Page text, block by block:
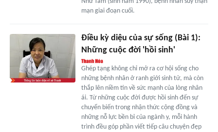
mạn giai đoạn cuối.
Điều kỳ diệu của sự sống (Bài 1):
Những cuộc đời 'hồi sinh'
Ghép tạng không chỉ mở ra cơ hội sống cho
những bệnh nhân ở ranh giới sinh tử, mà còn
thắp lên niềm tin về sức mạnh của lòng nhân
ái. Từ những cuộc đời được hồi sinh đến sự
chuyển biến trong nhận thức cộng đồng và
những nỗ lực bền bỉ của ngành y, mỗi hành
trình đều góp phần viết tiếp câu chuyện đẹp